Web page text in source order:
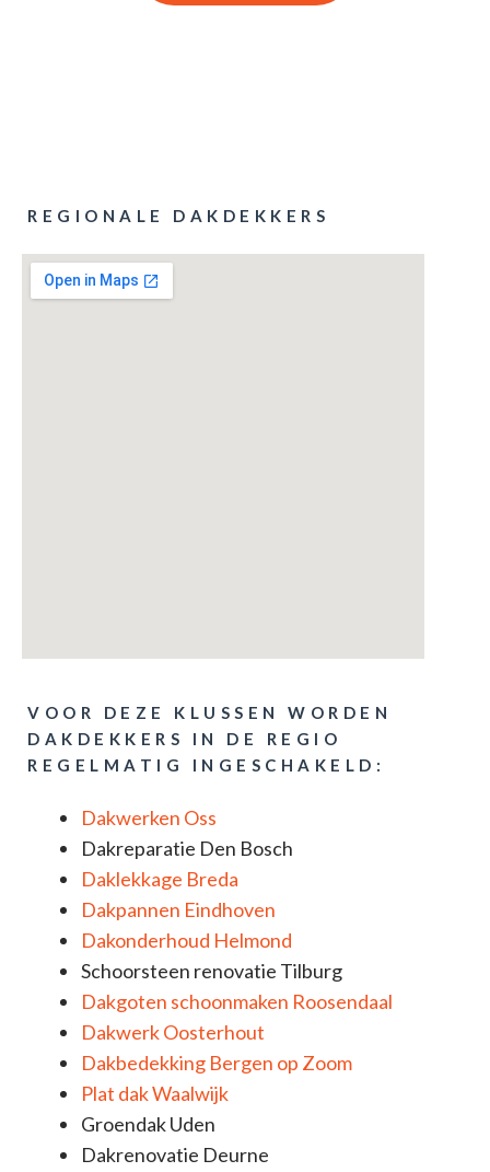
REGIONALE DAKDEKKERS
VOOR DEZE KLUSSEN WORDEN
DAKDEKKERS IN DE REGIO
REGELMATIG INGESCHAKELD:
Dakwerken Oss
Dakreparatie Den Bosch
Daklekkage Breda
Dakpannen Eindhoven
Dakonderhoud Helmond
Schoorsteen renovatie Tilburg
Dakgoten schoonmaken Roosendaal
Dakwerk Oosterhout
Dakbedekking Bergen op Zoom
Plat dak Waalwijk
Groendak Uden
Dakrenovatie Deurne